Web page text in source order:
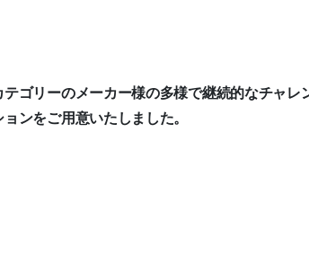
ゴリーのメーカー様の多様で継続的なチャレ
ンをご用意いたしました。